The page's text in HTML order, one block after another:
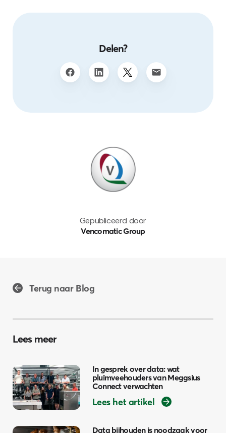
Delen?
Gepubliceerd door
Vencomatic Group
Terug naar Blog
Lees meer
In gesprek over data: wat
pluimveehouders van Meggsius
Connect verwachten
Lees het artikel
Data bijhouden is noodzaak voor